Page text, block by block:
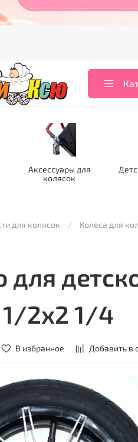
Аксессуары для
колясок
для колясок Колёса для
для
1/2х2 1/4
В избранное Добавить в